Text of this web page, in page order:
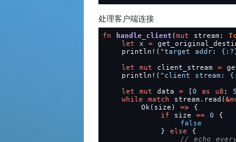
处理客户端连接
fn handle_client (mut stream:
let
x =
println! ( "target addr:
let
mut client_stream =
println! ( " client stream:
let
mut data = [0 as u8 ;
while
match stream.read(&
Ok(size)
=>
{
if
size == 0
{
false
}
else
{